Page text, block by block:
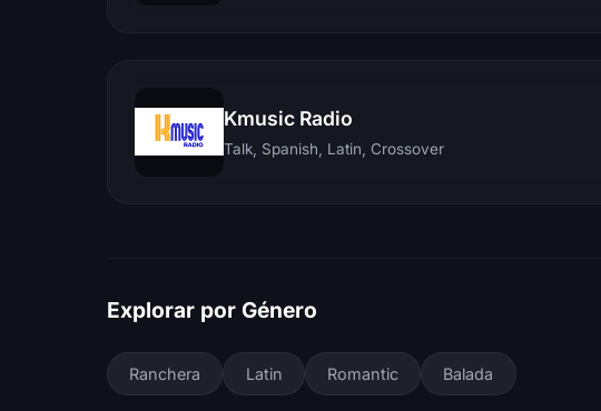
Kmusic Radio
Talk, Spanish, Latin, Crossover
Explorar por Género
Ranchera Latin Romantic Balada